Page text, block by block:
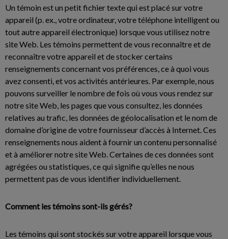
Un témoin est un petit fichier texte qui est placé sur votre
appareil (p. ex., votre ordinateur, votre téléphone intelligent ou
tout autre appareil électronique) lorsque vous utilisez notre
site Web. Les témoins permettent de vous reconnaître et de
reconnaître votre appareil et de stocker certains
renseignements concernant vos préférences, ce à quoi vous
avez consenti, et vos activités antérieures. Par exemple, nous
pouvons surveiller le nombre de fois où vous vous rendez sur
notre site Web, les pages que vous consultez, les données
relatives au trafic, les données de géolocalisation et le nom de
domaine d’origine de votre fournisseur d’accès à Internet. Ces
renseignements nous aident à fournir un contenu personnalisé
et à améliorer notre site Web. Certaines de ces données sont
agrégées ou statistiques, ce qui signifie qu’elles ne nous
permettent pas de vous identifier individuellement.
Comment les témoins sont-ils gérés?
Les témoins qui sont stockés sur votre appareil lorsque vous